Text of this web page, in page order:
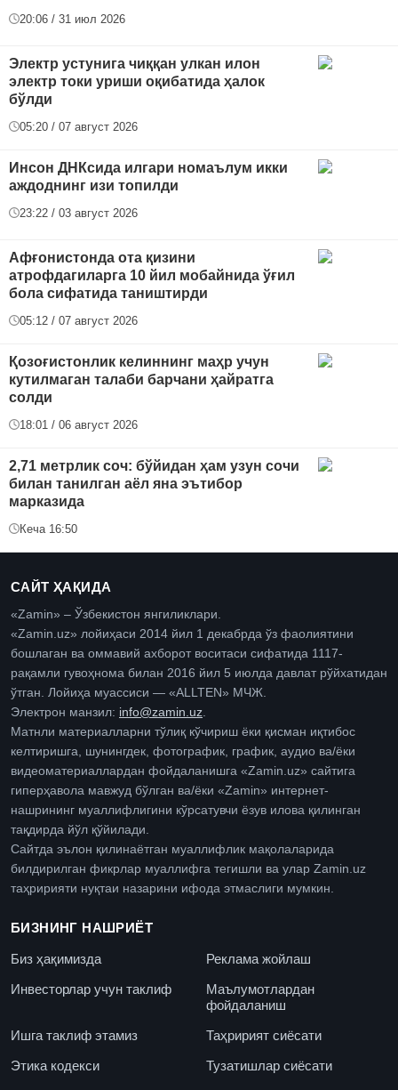
20:06 / 31 июл 2026
Электр устунига чиққан улкан илон
электр токи уриши оқибатида ҳалок
бўлди
05:20 / 07 август 2026
Инсон ДНКсида илгари номаълум икки
аждоднинг изи топилди
23:22 / 03 август 2026
Афғонистонда ота қизини
атрофдагиларга 10 йил мобайнида ўғил
бола сифатида таништирди
05:12 / 07 август 2026
Қозоғистонлик келиннинг маҳр учун
кутилмаган талаби барчани ҳайратга
солди
18:01 / 06 август 2026
2,71 метрлик соч: бўйидан ҳам узун сочи
билан танилган аёл яна эътибор
марказида
Кеча 16:50
САЙТ ҲАҚИДА
«Zamin» – Ўзбекистон янгиликлари.
«Zamin.uz» лойиҳаси 2014 йил 1 декабрда ўз фаолиятини
бошлаган ва оммавий ахборот воситаси сифатида 1117-
рақамли гувоҳнома билан 2016 йил 5 июлда давлат рўйхатидан
ўтган. Лойиҳа муассиси — «ALLTEN» МЧЖ.
Электрон манзил: info@zamin.uz
Матнли материалларни тўлиқ кўчириш ёки қисман иқтибос
келтиришга, шунингдек, фотографик, график, аудио ва/ёки
видеоматериаллардан фойдаланишга «Zamin.uz» сайтига
гиперҳавола мавжуд бўлган ва/ёки «Zamin» интернет-
нашрининг муаллифлигини кўрсатувчи ёзув илова қилинган
тақдирда йўл қўйилади.
Сайтда эълон қилинаётган муаллифлик мақолаларида
билдирилган фикрлар муаллифга тегишли ва улар Zamin.uz
таҳририяти нуқтаи назарини ифода этмаслиги мумкин.
БИЗНИНГ НАШРИЁТ
Биз ҳақимизда
Реклама жойлаш
Инвесторлар учун таклиф
Маълумотлардан
фойдаланиш
Ишга таклиф этамиз
Таҳририят сиёсати
Этика кодекси
Тузатишлар сиёсати